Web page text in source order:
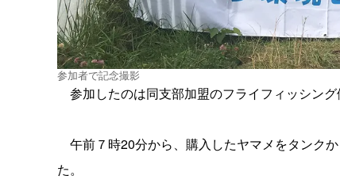
参加者で記念撮影
参加したのは同支部加盟のフライフィッシン
午前７時20分から、購入したヤマメをタンク
た。